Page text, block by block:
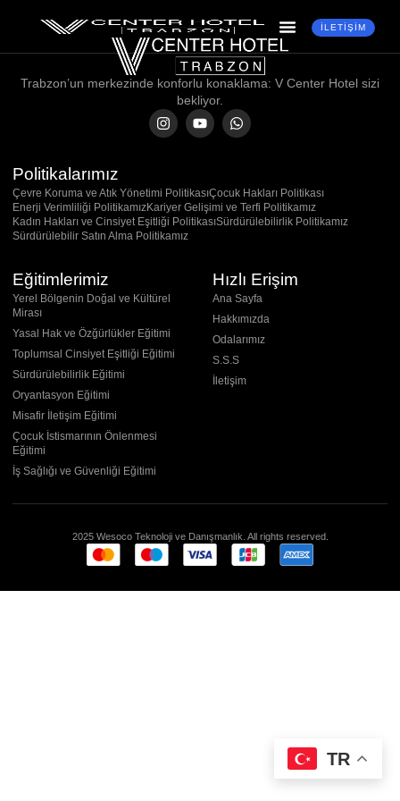
İLETIŞIM
Trabzon’un merkezinde konforlu konaklama: V Center Hotel sizi
bekliyor.
Politikalarımız
Çevre Koruma ve Atık Yönetimi PolitikasıÇocuk Hakları Politikası
Enerji Verimliliği PolitikamızKariyer Gelişimi ve Terfi Politikamız
Kadın Hakları ve Cinsiyet Eşitliği PolitikasıSürdürülebilirlik Politikamız
Sürdürülebilir Satın Alma Politikamız
Eğitimlerimiz
Yerel Bölgenin Doğal ve Kültürel
Mirası
Yasal Hak ve Özğürlükler Eğitimi
Toplumsal Cinsiyet Eşitliği Eğitimi
Sürdürülebilirlik Eğitimi
Oryantasyon Eğitimi
Misafir İletişim Eğitimi
Çocuk İstismarının Önlenmesi
Eğitimi
İş Sağlığı ve Güvenliği Eğitimi
Hızlı Erişim
Ana Sayfa
Hakkımızda
Odalarımız
S.S.S
İletişim
2025 Wesoco Teknoloji ve Danışmanlık. All rights reserved.
TR